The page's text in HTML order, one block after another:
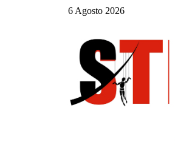
6 Agosto 2026